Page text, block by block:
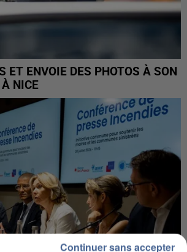
ET ENVOIE DES PHOTOS À SON
À NICE
Continuer sans accepter